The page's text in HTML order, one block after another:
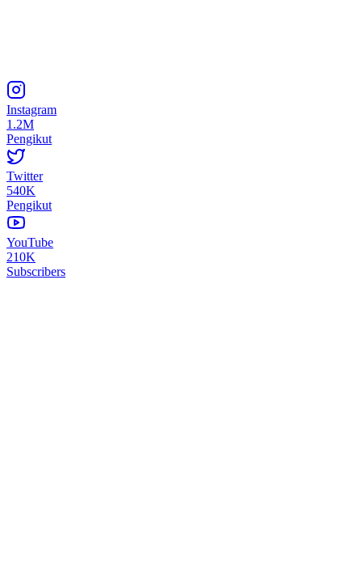
Instagram
1.2M
Pengikut
Twitter
540K
Pengikut
YouTube
210K
Subscribers